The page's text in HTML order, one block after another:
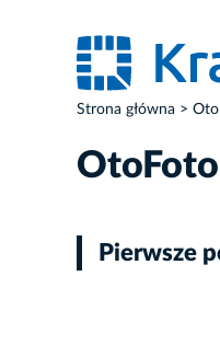
Strona główna
Pierwsze